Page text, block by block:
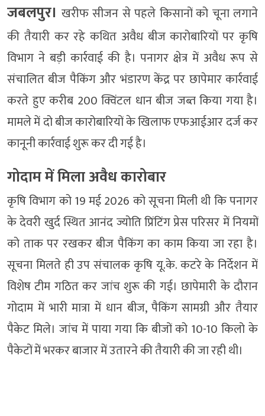
जबलपुर। खरीफ सीजन से पहले किसानों को चूना लगाने
की तैयारी कर रहे कथित अवैध बीज कारोबारियों पर कृषि
विभाग ने बड़ी कार्रवाई की है। पनागर क्षेत्र में अवैध रूप से
संचालित बीज पैकिंग और भंडारण केंद्र पर छापेमार कार्रवाई
करते हुए करीब 200 क्विंटल धान बीज जब्त किया गया है।
मामले में दो बीज कारोबारियों के खिलाफ एफआईआर दर्ज कर
कानूनी कार्रवाई शुरू कर दी गई है।
गोदाम में मिला अवैध कारोबार
कृषि विभाग को 19 मई 2026 को सूचना मिली थी कि पनागर
के देवरी खुर्द स्थित आनंद ज्योति प्रिंटिंग प्रेस परिसर में नियमों
को ताक पर रखकर बीज पैकिंग का काम किया जा रहा है।
सूचना मिलते ही उप संचालक कृषि यू.के. कटरे के निर्देशन में
विशेष टीम गठित कर जांच शुरू की गई। छापेमारी के दौरान
गोदाम में भारी मात्रा में धान बीज, पैकिंग सामग्री और तैयार
पैकेट मिले। जांच में पाया गया कि बीजों को 10-10 किलो के
पैकेटों में भरकर बाजार में उतारने की तैयारी की जा रही थी।